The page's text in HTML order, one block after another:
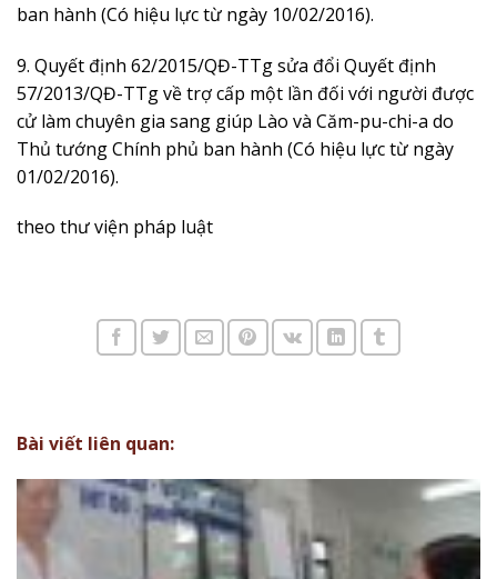
ban hành (Có hiệu lực từ ngày 10/02/2016).
9. Quyết định 62/2015/QĐ-TTg sửa đổi Quyết định
57/2013/QĐ-TTg về trợ cấp một lần đối với người được
cử làm chuyên gia sang giúp Lào và Căm-pu-chi-a do
Thủ tướng Chính phủ ban hành (Có hiệu lực từ ngày
01/02/2016).
theo thư viện pháp luật
Bài viết liên quan: